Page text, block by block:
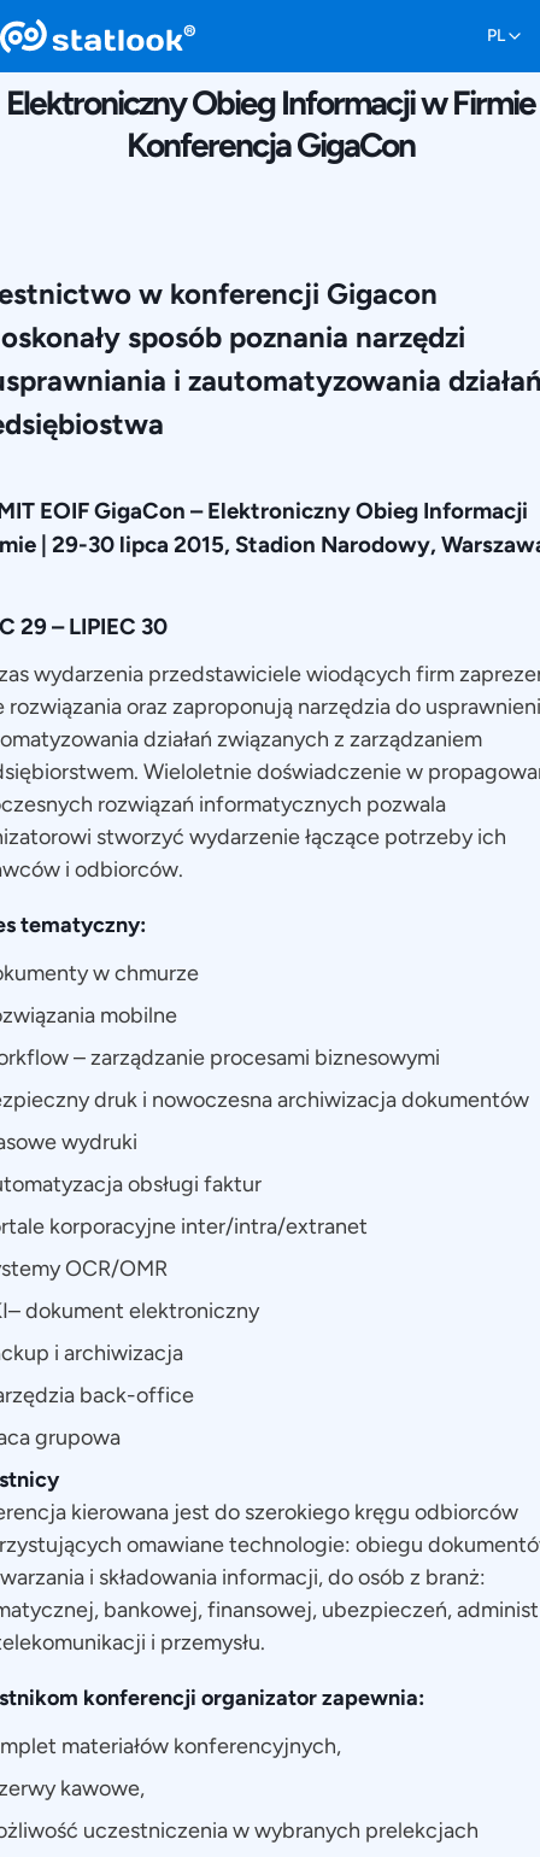
25 CZERWCA 2015
Elektroniczny Obieg Informacji w Firmie
Konferencja GigaCon
w konferencji Gigacon
sposób poznania narzędzi
i zautomatyzowania
EOIF GigaCon – Elektroniczny Obieg Informacji
| 29-30 lipca 2015, Stadion Narodowy,
29–LIPIEC 30
wydarzenia przedstawiciele wiodących firm
rozwiązania oraz zaproponują narzędzia do
działań związanych z zarządzaniem
Wieloletnie doświadczenie w
rozwiązań informatycznych pozwala
stworzyć wydarzenie łączące potrzeby ich
i odbiorców.
tematyczny:
w chmurze
mobilne
– zarządzanie procesami biznesowymi
druk i nowoczesna archiwizacja dokumentów
wydruki
obsługi faktur
korporacyjne inter/intra/extranet
OCR/OMR
dokument elektroniczny
i archiwizacja
back-office
grupowa
kierowana jest do szerokiego kręgu odbiorców
omawiane technologie: obiegu
i składowania informacji, do osób z branż:
bankowej, finansowej, ubezpieczeń,
i przemysłu.
konferencji organizator zapewnia:
materiałów konferencyjnych,
kawowe,
uczestniczenia w wybranych prelekcjach